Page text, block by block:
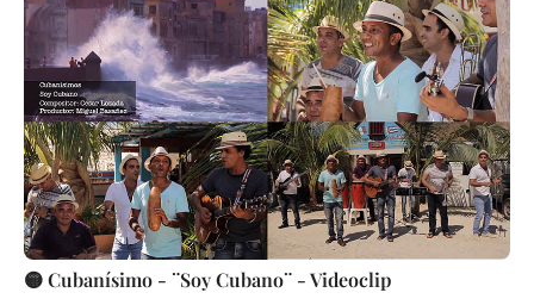
🟡 Cubanísimo - ¨Soy Cubano¨ - Videoclip